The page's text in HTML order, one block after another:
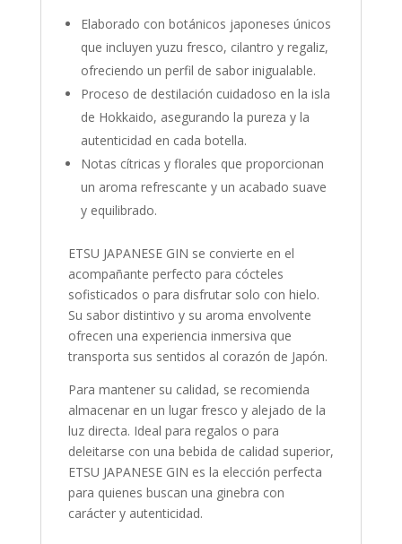
Elaborado con botánicos japoneses únicos
que incluyen yuzu fresco, cilantro y regaliz,
ofreciendo un perfil de sabor inigualable.
Proceso de destilación cuidadoso en la isla
de Hokkaido, asegurando la pureza y la
autenticidad en cada botella.
Notas cítricas y florales que proporcionan
un aroma refrescante y un acabado suave
y equilibrado.
ETSU JAPANESE GIN se convierte en el
acompañante perfecto para cócteles
sofisticados o para disfrutar solo con hielo.
Su sabor distintivo y su aroma envolvente
ofrecen una experiencia inmersiva que
transporta sus sentidos al corazón de Japón.
Para mantener su calidad, se recomienda
almacenar en un lugar fresco y alejado de la
luz directa. Ideal para regalos o para
deleitarse con una bebida de calidad superior,
ETSU JAPANESE GIN es la elección perfecta
para quienes buscan una ginebra con
carácter y autenticidad.